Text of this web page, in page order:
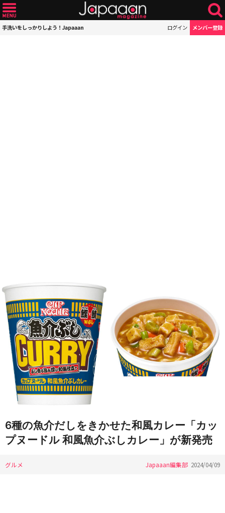
手洗いをしっかりしよう！Japaaan ログイン メンバー登録
6種の魚介だしをきかせた和風カレー「カッ
プヌードル 和風魚介ぶしカレー」が新発売
グルメ Japaaan編集部 2024/04/09